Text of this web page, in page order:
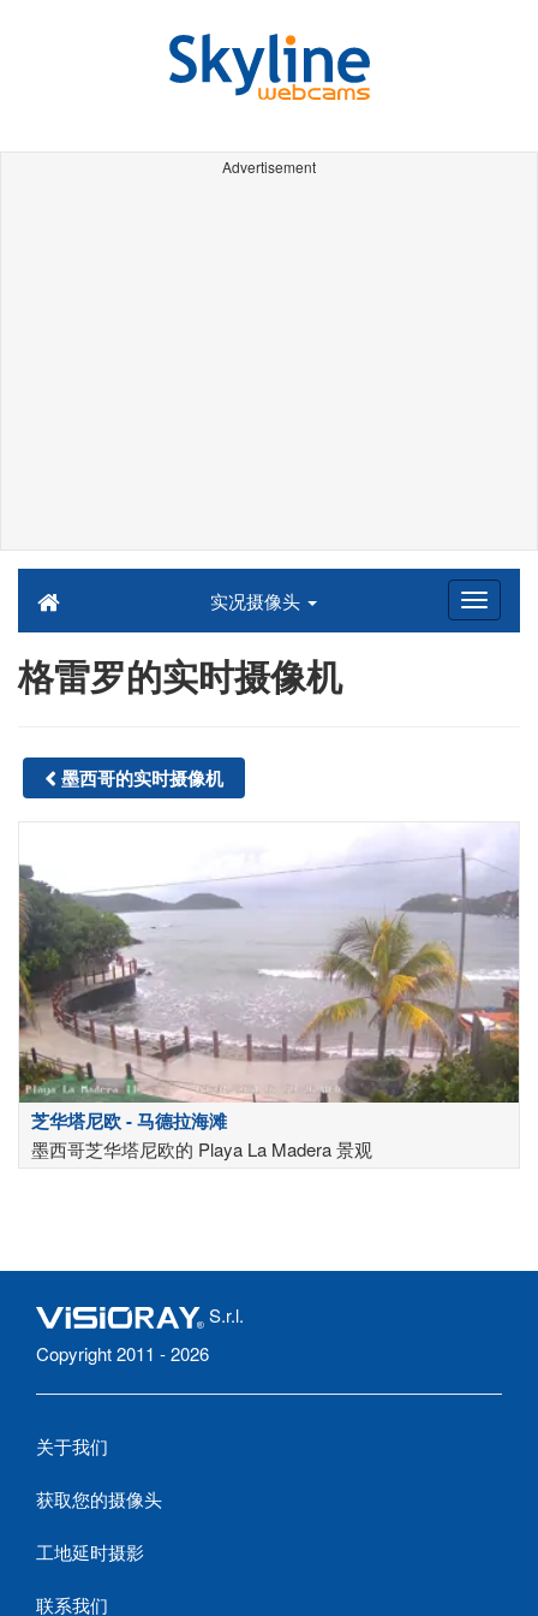
Advertisement
实况摄像头
格雷罗的实时摄像机
墨西哥的实时摄像机
芝华塔尼欧 - 马德拉海滩
墨西哥芝华塔尼欧的 Playa La Madera 景观
S.r.l.
Copyright 2011 - 2026
关于我们
获取您的摄像头
工地延时摄影
联系我们